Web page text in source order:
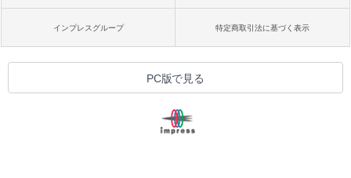
インプレスグループ 特定商取引法に基づく表示
PC版で見る